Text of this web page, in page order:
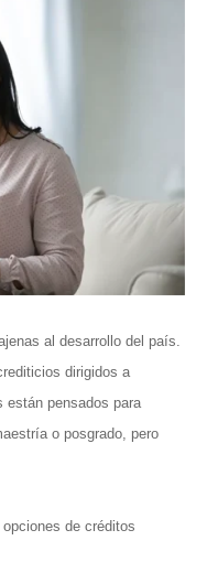
al desarrollo del país.
dirigidos a
pensados para
o posgrado, pero
de créditos